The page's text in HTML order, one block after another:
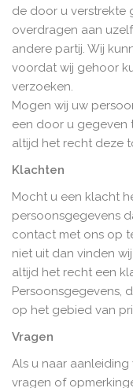
de door u verstrekte
overdragen aan
andere partij. Wij
voordat wij gehoor
verzoeken.
Mogen wij uw
een door u gegeven
altijd het recht deze
Klachten
Mocht u een klacht
persoonsgegevens
contact met ons op
niet uit dan vinden
altijd het recht een
Persoonsgegevens,
op het gebied van
Vragen
Als u naar
vragen of